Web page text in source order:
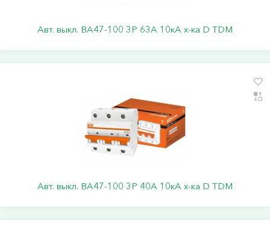
Авт. выкл. ВА47-100 3Р 63А 10кА х-ка D TDM
Авт. выкл. ВА47-100 3Р 40А 10кА х-ка D TDM